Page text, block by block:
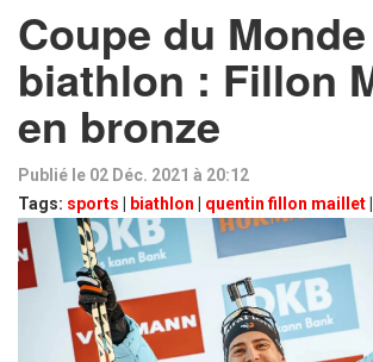
Coupe du
biathlon : Fillon
en bronze
Publié le 02 Déc. 2021 à 20:12
Tags: sports biathlon quentin fillon maillet